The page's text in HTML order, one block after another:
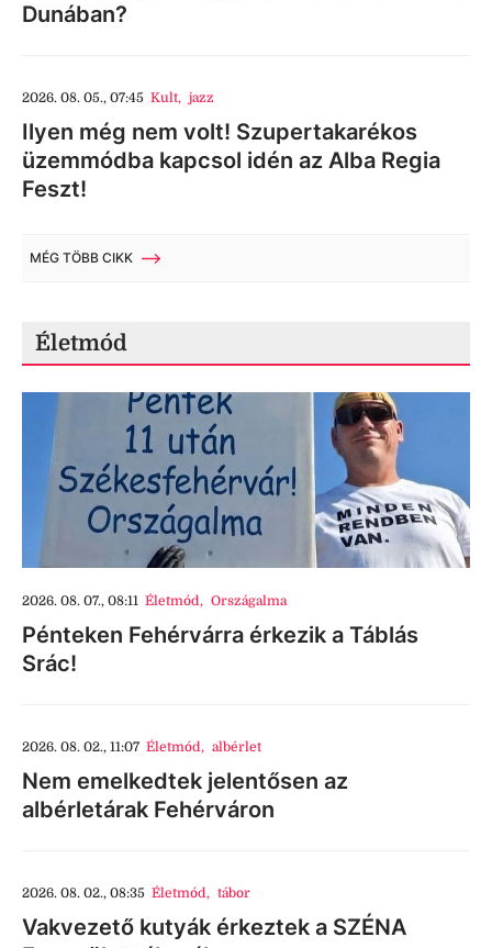
Dunában?
2026. 08. 05., 07:45 Kult, jazz
Ilyen még nem volt! Szupertakarékos
üzemmódba kapcsol idén az Alba Regia
Feszt!
MÉG TÖBB CIKK
Életmód
2026. 08. 07., 08:11 Életmód, Országalma
Pénteken Fehérvárra érkezik a Táblás
Srác!
2026. 08. 02., 11:07 Életmód, albérlet
Nem emelkedtek jelentősen az
albérletárak Fehérváron
2026. 08. 02., 08:35 Életmód, tábor
Vakvezető kutyák érkeztek a SZÉNA